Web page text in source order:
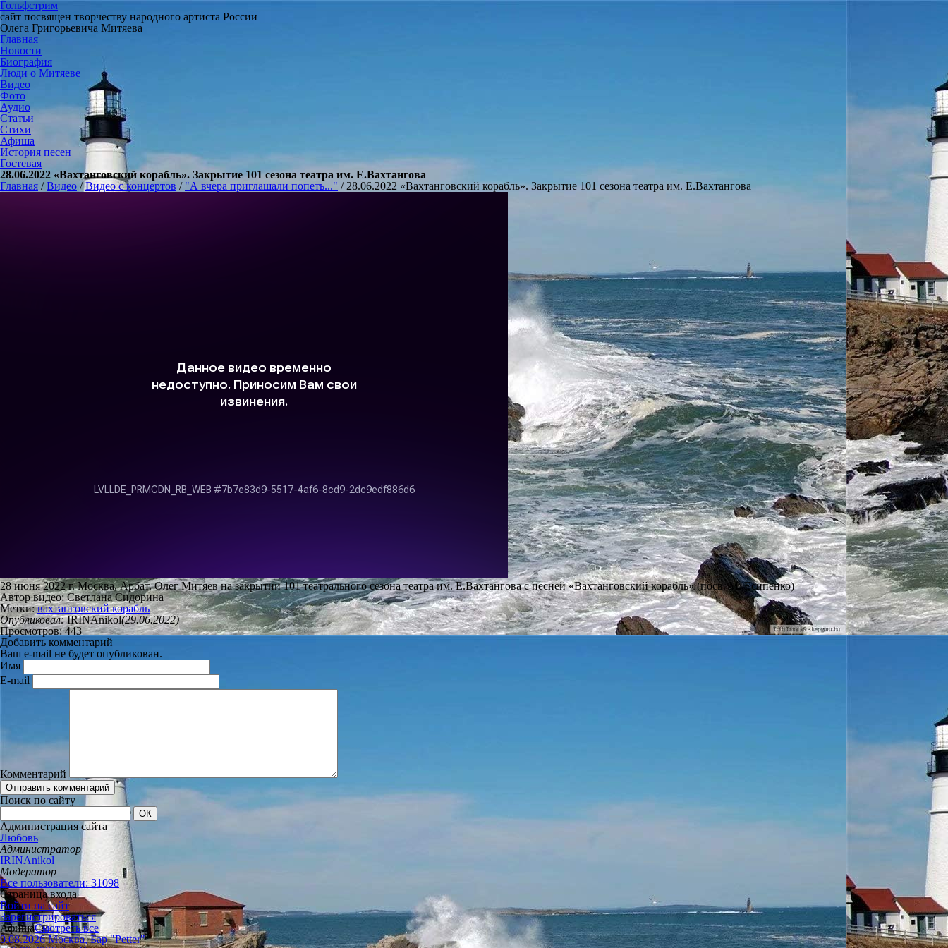
Гольфстрим
сайт посвящен творчеству народного артиста России
Олега Григорьевича Митяева
Главная
Новости
Биография
Люди о Митяеве
Видео
Фото
Аудио
Статьи
Стихи
Афиша
История песен
Гостевая
28.06.2022 «Вахтанговский корабль». Закрытие 101 сезона театра им. Е.Вахтангова
Главная /Видео /Видео с концертов / "А вчера приглашали попеть..." / 28.06.2022 «Вахтанговский корабль». Закрытие 101 сезона театра им. Е.Вахтангова
28 июня 2022 г. Москва, Арбат. Олег Митяев на закрытии 101 театрального сезона театра им. Е.Вахтангова с песней «Вахтанговский корабль» (посв. М. Есипенко)
Автор видео: Светлана Сидорина
Метки:вахтанговский корабль
Опубликовал:IRINAnikol(29.06.2022)
Просмотров: 443
Добавить комментарий
Ваш e-mail не будет опубликован.
Имя
E-mail
Комментарий
Поиск по сайту
Администрация сайта
Любовь
Администратор
IRINAnikol
Модератор
Все пользователи: 31098
Страница входа
Войти на сайт
Зарегистрироваться
АфишаСмотреть все
9.08.2026 Москва, Бар "Petter"